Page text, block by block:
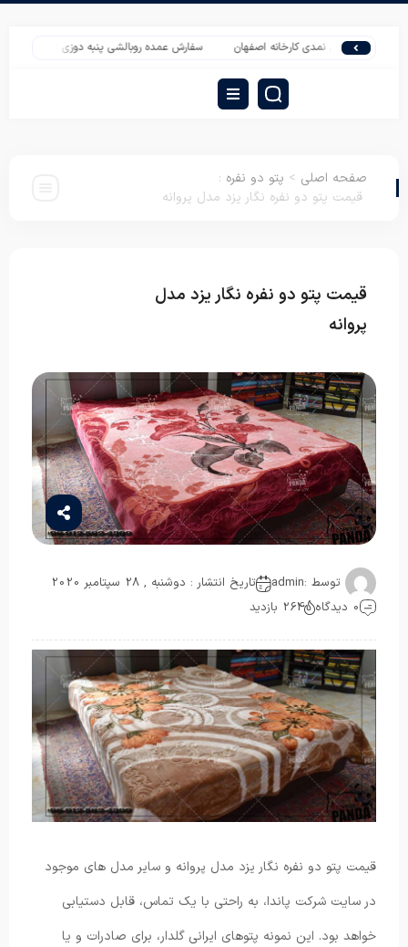
سربازی نمدی کارخانه اصفهان سفارش عمده روبالشی پنبه دوزی ایرانی گلدار
صفحه اصلی > پتو دو نفره :
قیمت پتو دو نفره نگار یزد مدل پروانه
قیمت پتو دو نفره نگار یزد مدل
پروانه
توسط :admin
تاریخ انتشار : دوشنبه , 28 سپتامبر 2020
0 دیدگاه
264 بازدید
قیمت پتو دو نفره نگار یزد مدل پروانه و سایر مدل های موجود
در سایت شرکت پاندا، به راحتی با یک تماس، قابل دستیابی
خواهد بود. این نمونه پتوهای ایرانی گلدار، برای صادرات و یا